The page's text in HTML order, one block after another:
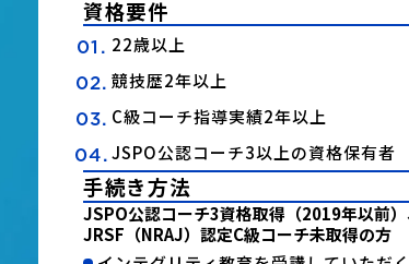
資格要件
22歳以上
競技歴2年以上
C級コーチ指導実績2年以上
JSPO公認コーチ3以上の資格保有者
手続き方法
JSPO公認コーチ3資格取得（2019年以前）
JRSF（NRAJ）認定C級コーチ未取得の方